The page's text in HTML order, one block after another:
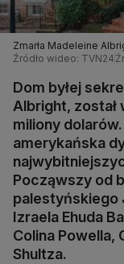
Zmarła Madeleine
Źródło wideo: TVN24
Dom byłej
Albright, został
miliony
amerykańska
Począwszy od
palestyńskiego
Izraela Ehuda
Colina Powella,
Shultza.